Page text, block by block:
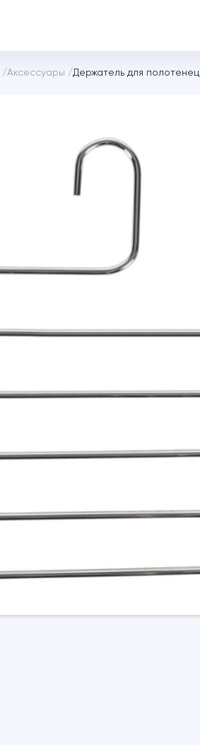
/Аксессуары /Держатель для полотенец